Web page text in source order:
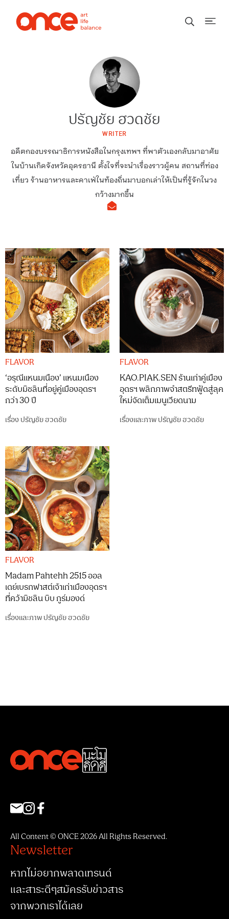
ปรัญชัย ฮวดชัย
WRITER
อดีตกองบรรณาธิการหนังสือในกรุงเทพฯ ที่พาตัวเองกลับมาอาศัย
ในบ้านเกิดจังหวัดอุดรธานี ตั้งใจที่จะนำเรื่องราวผู้คน สถานที่ท่อง
เที่ยว ร้านอาหารและคาเฟ่ในท้องถิ่นมาบอกเล่าให้เป็นที่รู้จักในวง
กว้างมากขึ้น
FLAVOR
‘อรุณีแหนมเนือง’ แหนมเนือง
ระดับมิชลินที่อยู่คู่เมืองอุดรฯ
กว่า 30 ปี
เรื่องปรัญชัย ฮวดชัย
FLAVOR
KAO.PIAK.SEN ร้านเก่าคู่เมือง
อุดรฯ พลิกภาพจำสตรีทฟู้ดสู่ลุค
ใหม่จัดเต็มเมนูเวียดนาม
เรื่องและภาพปรัญชัย ฮวดชัย
FLAVOR
Madam Pahtehh 2515 ออล
เดย์เบรกฟาสต์เจ้าเก่าเมืองอุดรฯ
ที่คว้ามิชลิน บิบ กูร์มองด์
เรื่องและภาพปรัญชัย ฮวดชัย
All Content © ONCE 2026 All Rights Reserved.
Newsletter
หากไม่อยากพลาดเทรนด์
และสาระดีๆสมัครรับข่าวสาร
จากพวกเราได้เลย